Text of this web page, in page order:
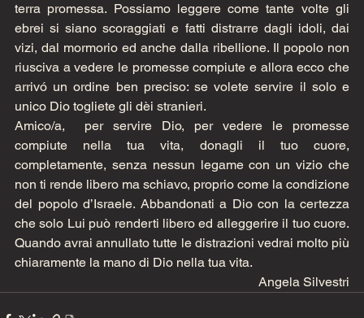
terra promessa. Possiamo leggere come tante volte gli
ebrei si siano scoraggiati e fatti distrarre dagli idoli, dai
vizi, dal mormorio ed anche dalla ribellione. Il popolo non
riusciva a vedere le promesse compiute e allora ecco che
arrivó un ordine ben preciso: se volete servire il solo e
unico Dio togliete gli dèi stranieri.
Amico/a,  per servire Dio, per vedere le promesse
compiute nella tua vita, donagli il tuo cuore,
completamente, senza nessun legame con un vizio che
non ti rende libero ma schiavo, proprio come la condizione
del popolo d’Israele. Abbandonati a Dio con la certezza
che solo Lui può renderti libero ed alleggerire il tuo cuore.
Quando avrai annullato tutte le distrazioni vedrai molto più
chiaramente la mano di Dio nella tua vita.
Angela Silvestri